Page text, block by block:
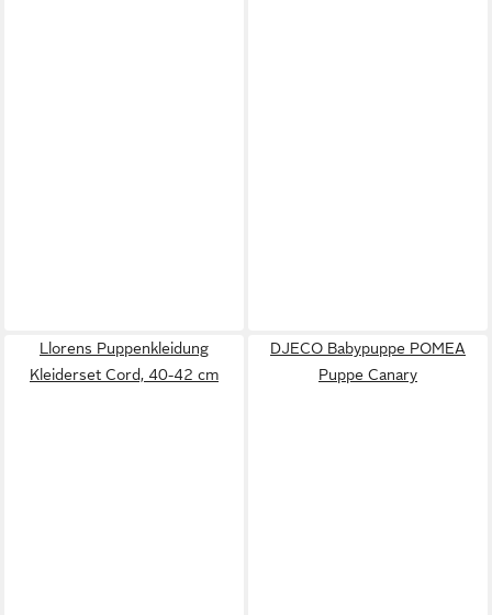
Llorens Puppenkleidung
Kleiderset Cord, 40-42 cm
DJECO Babypuppe POMEA
Puppe Canary